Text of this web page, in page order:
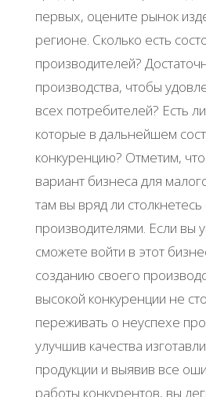
первых, оцените рынок
регионе. Сколько есть
производителей?
производства, чтобы
всех потребителей? Есть
которые в дальнейшем
конкуренцию? Отметим,
вариант бизнеса для
там вы вряд ли
производителями. Если вы
сможете войти в этот
созданию своего
высокой конкуренции не
переживать о неуспехе
улучшив качества
продукции и выявив все
работы конкурентов, вы